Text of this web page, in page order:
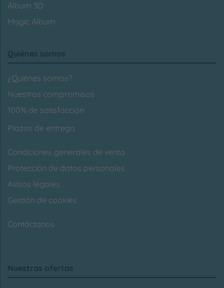
Álbum 3D
Magic Album
Quiénes somos
¿Quiénes somos?
Nuestros compromisos
100% de satisfacción
Plazos de entrega
Condiciones generales de venta
Protección de datos personales
Avisos legales
Gestión de cookies
Contáctanos
Nuestras ofertas